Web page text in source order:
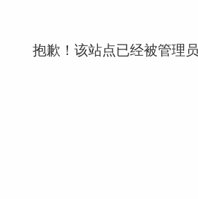
抱歉！该站点已经被管理